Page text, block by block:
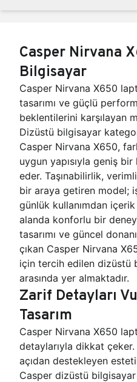
Casper Nirvana
Bilgisayar
Casper Nirvana X650
tasarımı ve güçlü
beklentilerini karşılayan
Dizüstü bilgisayar
Casper Nirvana X650,
uygun yapısıyla geniş
eder. Taşınabilirlik,
bir araya getiren model;
günlük kullanımdan
alanda konforlu bir
tasarımı ve güncel
çıkan Casper Nirvana
için tercih edilen dizüstü
arasında yer almaktadır.
Zarif Detayları
Tasarım
Casper Nirvana X650
detaylarıyla dikkat çeker.
açıdan destekleyen
Casper dizüstü bilgisayar